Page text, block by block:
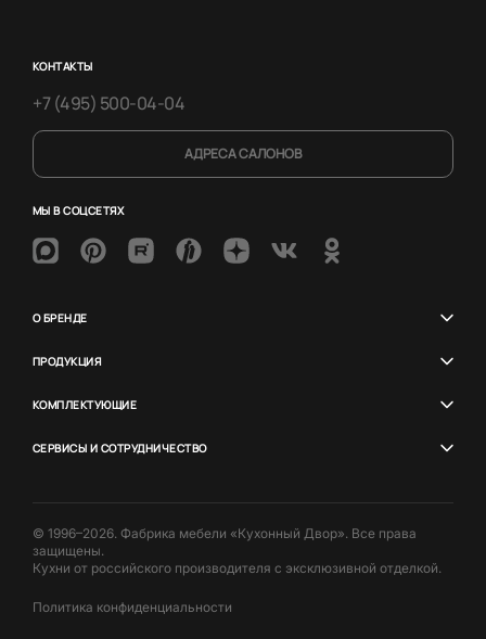
КОНТАКТЫ
+7 (495) 500-04-04
АДРЕСА САЛОНОВ
МЫ В СОЦСЕТЯХ
О БРЕНДЕ
ПРОДУКЦИЯ
КОМПЛЕКТУЮЩИЕ
СЕРВИСЫ И СОТРУДНИЧЕСТВО
© 1996–2026. Фабрика мебели «Кухонный Двор». Все права
защищены.
Кухни от российского производителя с эксклюзивной отделкой.
Политика конфиденциальности